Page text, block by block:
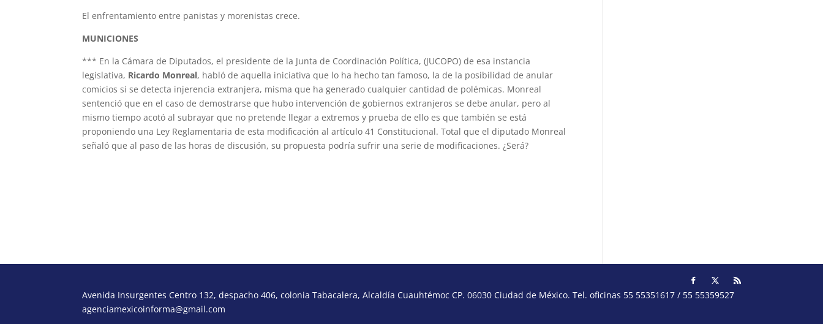
El enfrentamiento entre panistas y morenistas crece.
MUNICIONES
*** En la Cámara de Diputados, el presidente de la Junta de Coordinación Política, (JUCOPO) de esa instancia
legislativa, Ricardo Monreal, habló de aquella iniciativa que lo ha hecho tan famoso, la de la posibilidad de anular
comicios si se detecta injerencia extranjera, misma que ha generado cualquier cantidad de polémicas. Monreal
sentenció que en el caso de demostrarse que hubo intervención de gobiernos extranjeros se debe anular, pero al
mismo tiempo acotó al subrayar que no pretende llegar a extremos y prueba de ello es que también se está
proponiendo una Ley Reglamentaria de esta modificación al artículo 41 Constitucional. Total que el diputado Monreal
señaló que al paso de las horas de discusión, su propuesta podría sufrir una serie de modificaciones. ¿Será?
Avenida Insurgentes Centro 132, despacho 406, colonia Tabacalera, Alcaldía Cuauhtémoc CP. 06030 Ciudad de México. Tel. oficinas 55 55351617 / 55 55359527
agenciamexicoinforma@gmail.com